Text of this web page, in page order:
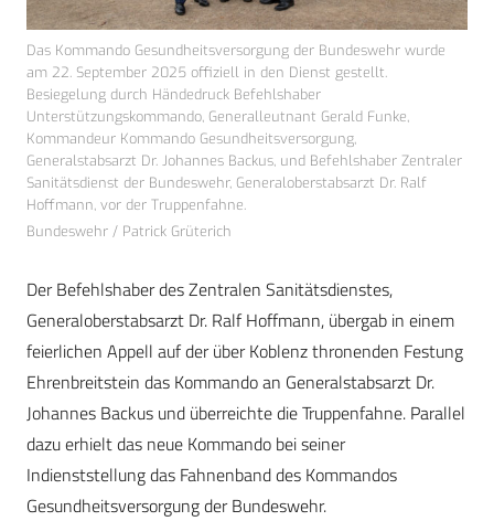
Das Kommando Gesundheitsversorgung der Bundeswehr wurde
am 22. September 2025 offiziell in den Dienst gestellt.
Besiegelung durch Händedruck Befehlshaber
Unterstützungskommando, Generalleutnant Gerald Funke,
Kommandeur Kommando Gesundheitsversorgung,
Generalstabsarzt Dr. Johannes Backus, und Befehlshaber Zentraler
Sanitätsdienst der Bundeswehr, Generaloberstabsarzt Dr. Ralf
Hoffmann, vor der Truppenfahne.
Bundeswehr / Patrick Grüterich
Der Befehlshaber des Zentralen Sanitätsdienstes,
Generaloberstabsarzt Dr. Ralf Hoffmann, übergab in einem
feierlichen Appell auf der über Koblenz thronenden Festung
Ehrenbreitstein das Kommando an Generalstabsarzt Dr.
Johannes Backus und überreichte die Truppenfahne. Parallel
dazu erhielt das neue Kommando bei seiner
Indienststellung das Fahnenband des Kommandos
Gesundheitsversorgung der Bundeswehr.